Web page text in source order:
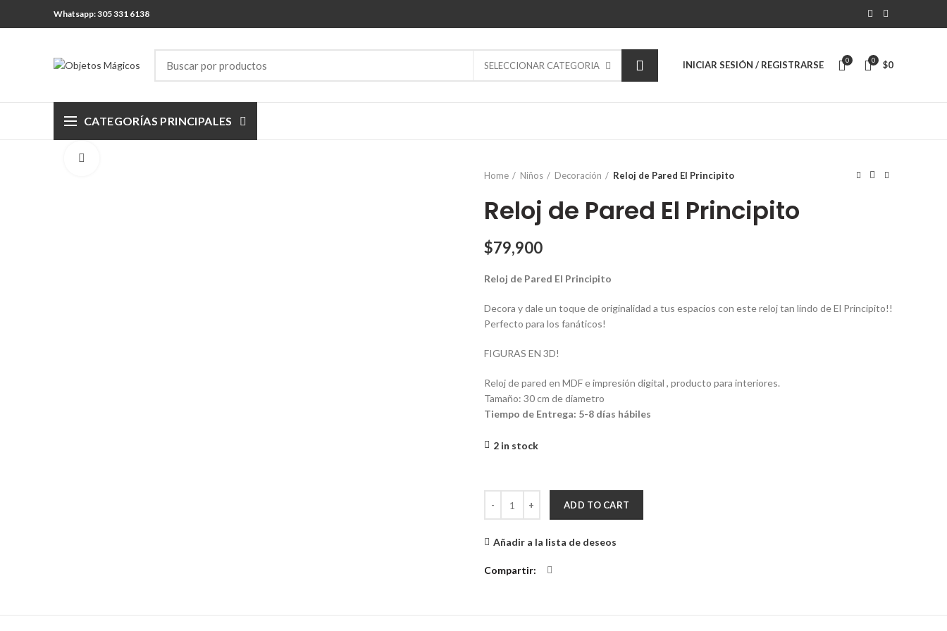
Whatsapp: 305 331 6138
SELECCIONAR CATEGORIA INICIAR SESIÓN / REGISTRARSE 0 0 $0
CATEGORÍAS PRINCIPALES
Home
Niños Decoración Reloj de Pared El Principito
Reloj de Pared El Principito
$79,900
Reloj de Pared El Principito
Decora y dale un toque de originalidad a tus espacios con este reloj tan lindo de El Principito!!
Perfecto para los fanáticos!
FIGURAS EN 3D!
Reloj de pared en MDF e impresión digital , producto para interiores.
Tamaño: 30 cm de diametro
Tiempo de Entrega: 5-8 días hábiles
2 in stock
ADD TO CART
Añadir a la lista de deseos
Compartir